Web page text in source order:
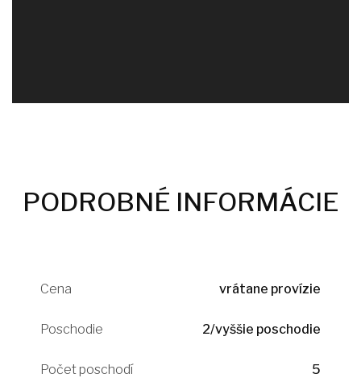
PODROBNÉ INFORMÁCIE
Cena vrátane provízie
Poschodie 2/vyššie poschodie
Počet poschodí 5